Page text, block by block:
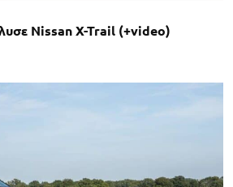
Nissan X-Trail (+video)